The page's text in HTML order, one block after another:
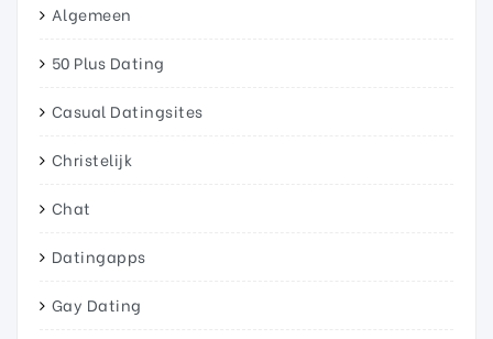
Algemeen
50 Plus Dating
Casual Datingsites
Christelijk
Chat
Datingapps
Gay Dating